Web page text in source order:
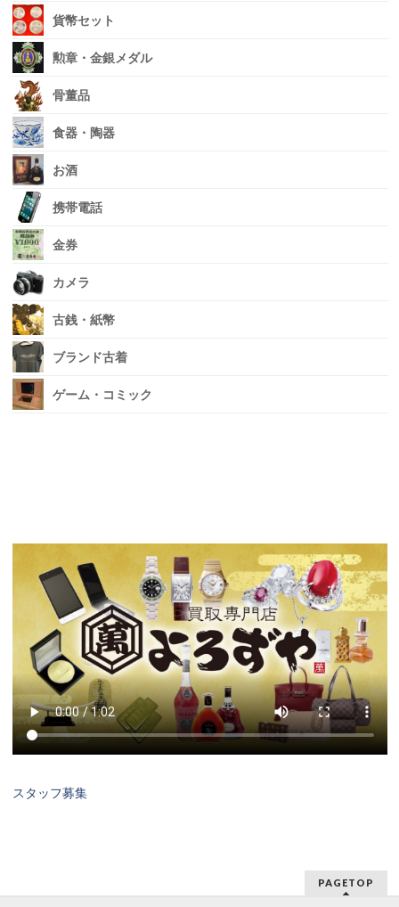
貨幣セット
勲章・金銀メダル
骨董品
食器・陶器
お酒
携帯電話
金券
カメラ
古銭・紙幣
ブランド古着
ゲーム・コミック
スタッフ募集
PAGETOP